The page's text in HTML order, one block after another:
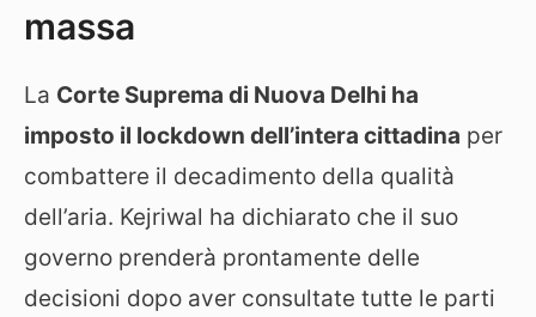
massa
La Corte Suprema di Nuova Delhi ha
imposto il lockdown dell’intera cittadina per
combattere il decadimento della qualità
dell’aria. Kejriwal ha dichiarato che il suo
governo prenderà prontamente delle
decisioni dopo aver consultate tutte le parti